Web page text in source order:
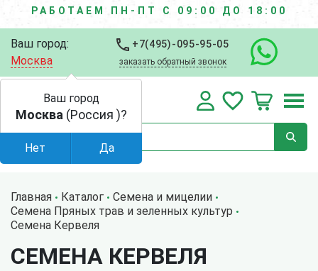
РАБОТАЕМ ПН-ПТ С 09:00 ДО 18:00
Ваш город:
Москва
+7(495)-095-95-05
заказать обратный звонок
Главная Каталог
Семена и мицелии
Семена Пряных трав и зеленных культур
Семена Кервеля
СЕМЕНА КЕРВЕЛЯ
Ваш город
Москва (Россия )?
Нет Да